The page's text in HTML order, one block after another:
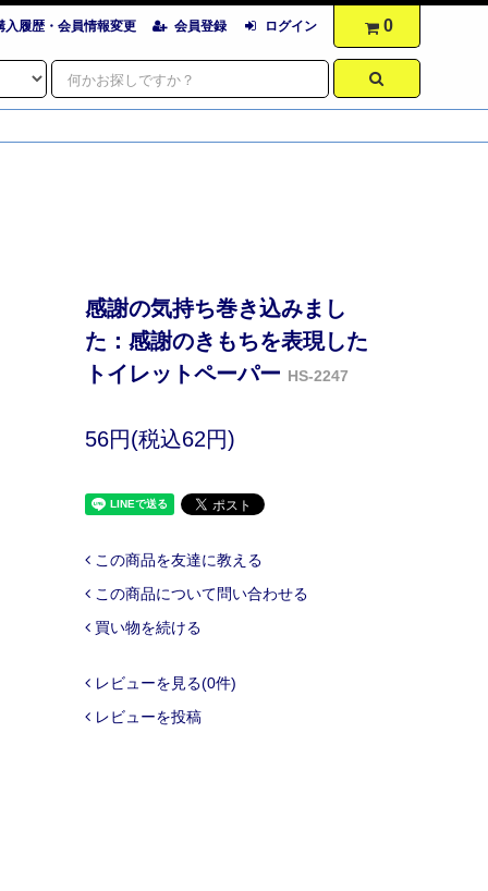
入履歴・会員情報変更 会員登録 ログイン 0
感謝の気持ち巻き込みまし
た：感謝のきもちを表現した
トイレットペーパー HS-2247
56円(税込62円)
この商品を友達に教える
この商品について問い合わせる
買い物を続ける
レビューを見る(0件)
レビューを投稿